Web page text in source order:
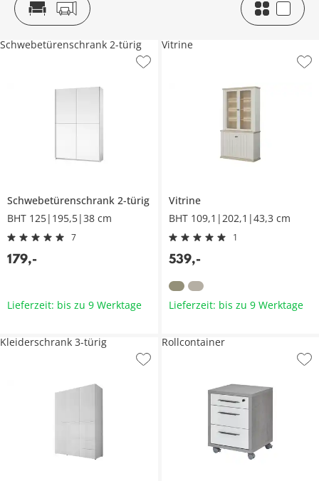
Schwebetürenschrank 2-türig
BHT 125|195,5|38 cm
7
179,-
Schwebetürenschrank 2-türig
Lieferzeit: bis zu 9 Werktage
Vitrine
BHT 109,1|202,1|43,3 cm
1
539,-
Vitrine
Lieferzeit: bis zu 9 Werktage
Kleiderschrank 3-türig Rollcontainer